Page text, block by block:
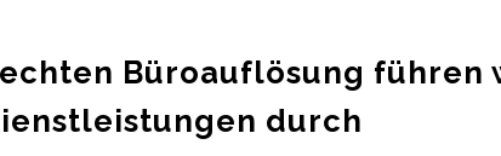
Büroauflösung führen
durch